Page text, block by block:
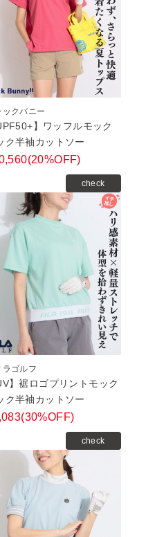
ックバニー
】ワッフルモック
ク半袖カットソー
check
ラゴルフ
】裾ロゴプリントモック
ク半袖カットソー
check